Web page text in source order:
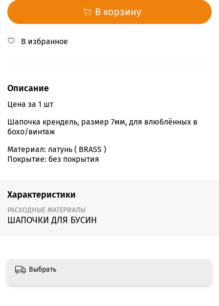
В корзину
В избранное
Описание
Цена за 1 шт
Шапочка крендель, размер 7мм, для влюблённых в
бохо/винтаж
Материал: латунь ( BRASS )
Покрытие: без покрытия
Характеристики
РАСХОДНЫЕ МАТЕРИАЛЫ
ШАПОЧКИ ДЛЯ БУСИН
Выбрать